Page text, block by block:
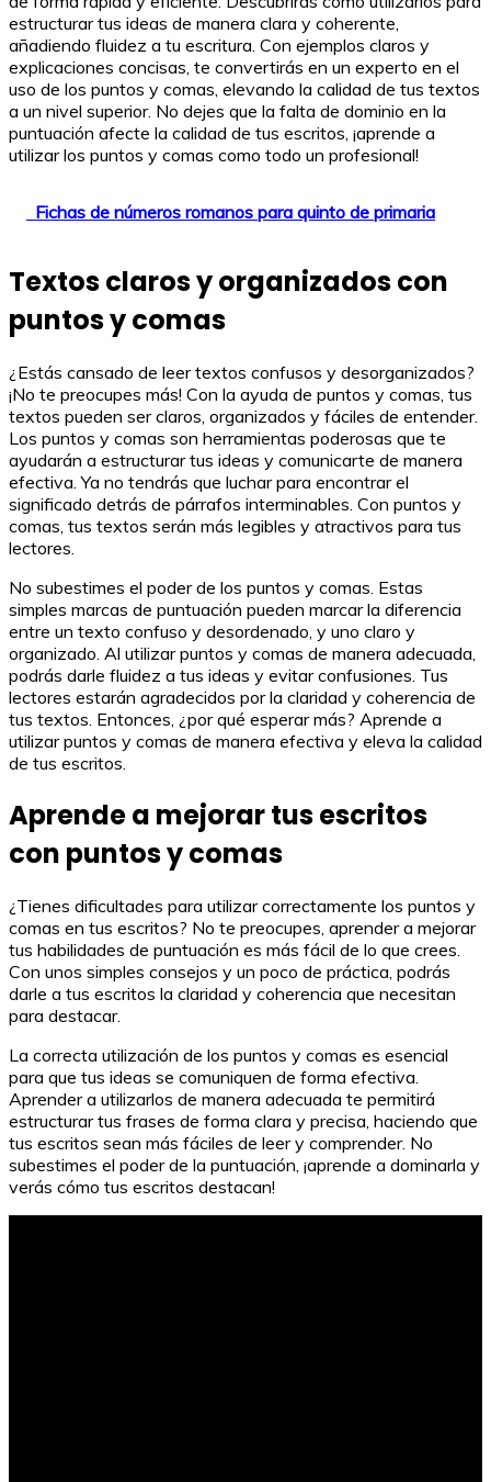
estructurar tus ideas de manera clara y coherente,
añadiendo fluidez a tu escritura. Con ejemplos claros y
explicaciones concisas, te convertirás en un experto en el
uso de los puntos y comas, elevando la calidad de tus textos
a un nivel superior. No dejes que la falta de dominio en la
puntuación afecte la calidad de tus escritos, ¡aprende a
utilizar los puntos y comas como todo un profesional!
Fichas de números romanos para quinto de primaria
Textos claros y organizados con
puntos y comas
¿Estás cansado de leer textos confusos y desorganizados?
¡No te preocupes más! Con la ayuda de puntos y comas, tus
textos pueden ser claros, organizados y fáciles de entender.
Los puntos y comas son herramientas poderosas que te
ayudarán a estructurar tus ideas y comunicarte de manera
efectiva. Ya no tendrás que luchar para encontrar el
significado detrás de párrafos interminables. Con puntos y
comas, tus textos serán más legibles y atractivos para tus
lectores.
No subestimes el poder de los puntos y comas. Estas
simples marcas de puntuación pueden marcar la diferencia
entre un texto confuso y desordenado, y uno claro y
organizado. Al utilizar puntos y comas de manera adecuada,
podrás darle fluidez a tus ideas y evitar confusiones. Tus
lectores estarán agradecidos por la claridad y coherencia de
tus textos. Entonces, ¿por qué esperar más? Aprende a
utilizar puntos y comas de manera efectiva y eleva la calidad
de tus escritos.
Aprende a mejorar tus escritos
con puntos y comas
¿Tienes dificultades para utilizar correctamente los puntos y
comas en tus escritos? No te preocupes, aprender a mejorar
tus habilidades de puntuación es más fácil de lo que crees.
Con unos simples consejos y un poco de práctica, podrás
darle a tus escritos la claridad y coherencia que necesitan
para destacar.
La correcta utilización de los puntos y comas es esencial
para que tus ideas se comuniquen de forma efectiva.
Aprender a utilizarlos de manera adecuada te permitirá
estructurar tus frases de forma clara y precisa, haciendo que
tus escritos sean más fáciles de leer y comprender. No
subestimes el poder de la puntuación, ¡aprende a dominarla y
verás cómo tus escritos destacan!